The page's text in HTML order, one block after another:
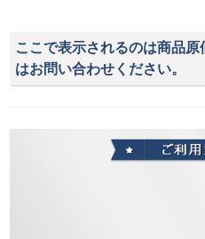
ここで表示されるのは商品
はお問い合わせください。